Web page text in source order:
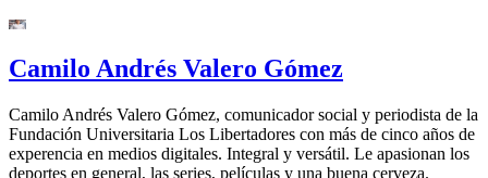
Camilo Andrés Valero Gómez
Camilo Andrés Valero Gómez, comunicador social y periodista de la
Fundación Universitaria Los Libertadores con más de cinco años de
experencia en medios digitales. Integral y versátil. Le apasionan los
deportes en general, las series, películas y una buena cerveza.